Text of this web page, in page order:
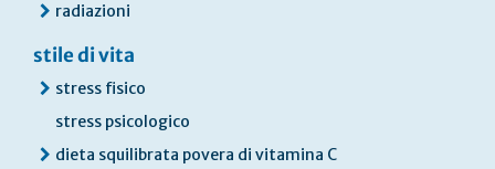
radiazioni
stile di vita
stress fisico
stress psicologico
dieta squilibrata povera di vitamina C